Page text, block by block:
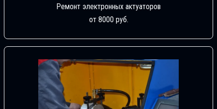
Ремонт электронных актуаторов
от 8000 руб.